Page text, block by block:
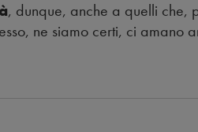
, dunque, anche a quelli che,
ne siamo certi, ci amano